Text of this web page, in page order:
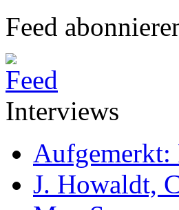
Feed
Interviews
Aufgemerkt:
J. Howaldt,